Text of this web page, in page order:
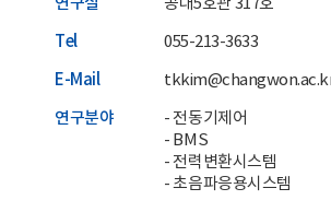
연구실 공대5호관 317호
Tel 055-213-3633
E-Mail
연구분야
- 전동기제어
- BMS
- 전력변환시스템
- 초음파응용시스템